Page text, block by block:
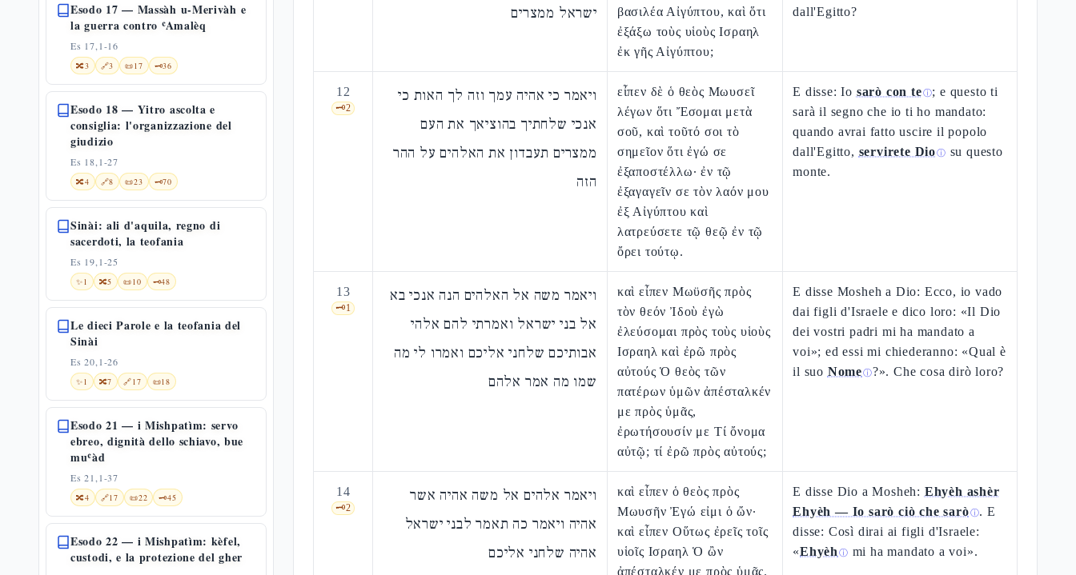
Esodo 17 — Massàh u-Merivàh e
la guerra contro ʿAmalèq
Es 17,1-16
🔀3 🔗3 📜17 🗝️36
Esodo 18 — Yitro ascolta e
consiglia: l'organizzazione del
giudizio
Es 18,1-27
🔀4 🔗8 📜23 🗝️70
Sinài: ali d'aquila, regno di
sacerdoti, la teofania
Es 19,1-25
✨1 🔀5 📜10 🗝️48
Le dieci Parole e la teofania del
Sinài
Es 20,1-26
✨1 🔀7 🔗17 📜18
Esodo 21 — i Mishpatìm: servo
ebreo, dignità dello schiavo, bue
muʿàd
Es 21,1-37
🔀4 🔗17 📜22 🗝️45
Esodo 22 — i Mishpatìm: kèfel,
custodi, e la protezione del gher
ישראל ממצרים
βασιλέα Αἰγύπτου, καὶ ὅτι
ἐξάξω τοὺς υἱοὺς Ισραηλ
ἐκ γῆς Αἰγύπτου;
dall'Egitto?
12
🗝️2
ויאמר כי אהיה עמך וזה לך האות כי
אנכי שלחתיך בהוציאך את העם
ממצרים תעבדון את האלהים על ההר
הזה
εἶπεν δὲ ὁ θεὸς Μωυσεῖ
λέγων ὅτι Ἔσομαι μετὰ
σοῦ, καὶ τοῦτό σοι τὸ
σημεῖον ὅτι ἐγώ σε
ἐξαποστέλλω· ἐν τῷ
ἐξαγαγεῖν σε τὸν λαόν μου
ἐξ Αἰγύπτου καὶ
λατρεύσετε τῷ θεῷ ἐν τῷ
ὄρει τούτῳ.
E disse: Io sarò con teⓘ; e questo ti
sarà il segno che io ti ho mandato:
quando avrai fatto uscire il popolo
dall'Egitto, servirete Dioⓘ su questo
monte.
13
🗝️1
ויאמר משה אל האלהים הנה אנכי בא
אל בני ישראל ואמרתי להם אלהי
אבותיכם שלחני אליכם ואמרו לי מה
שמו מה אמר אלהם
καὶ εἶπεν Μωϋσῆς πρὸς
τὸν θεόν Ἰδοὺ ἐγὼ
ἐλεύσομαι πρὸς τοὺς υἱοὺς
Ισραηλ καὶ ἐρῶ πρὸς
αὐτούς Ὁ θεὸς τῶν
πατέρων ὑμῶν ἀπέσταλκέν
με πρὸς ὑμᾶς,
ἐρωτήσουσίν με Τί ὄνομα
αὐτῷ; τί ἐρῶ πρὸς αὐτούς;
E disse Mosheh a Dio: Ecco, io vado
dai figli d'Israele e dico loro: «Il Dio
dei vostri padri mi ha mandato a
voi»; ed essi mi chiederanno: «Qual è
il suo Nomeⓘ?». Che cosa dirò loro?
14
🗝️2
ויאמר אלהים אל משה אהיה אשר
אהיה ויאמר כה תאמר לבני ישראל
אהיה שלחני אליכם
καὶ εἶπεν ὁ θεὸς πρὸς
Μωυσῆν Ἐγώ εἰμι ὁ ὤν·
καὶ εἶπεν Οὕτως ἐρεῖς τοῖς
υἱοῖς Ισραηλ Ὁ ὢν
ἀπέσταλκέν με πρὸς ὑμᾶς.
E disse Dio a Mosheh: Ehyèh ashèr
Ehyèh — Io sarò ciò che saròⓘ. E
disse: Così dirai ai figli d'Israele:
«Ehyèh ⓘ mi ha mandato a voi».